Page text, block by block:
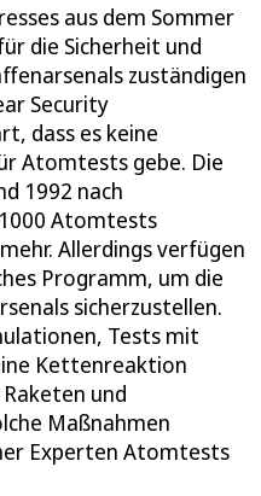
aus dem Sommer
die Sicherheit und
zuständigen
Security
dass es keine
Atomtests gebe. Die
1992 nach
Atomtests
Allerdings verfügen
Programm, um die
sicherzustellen.
Tests mit
Kettenreaktion
und
Maßnahmen
Experten Atomtests